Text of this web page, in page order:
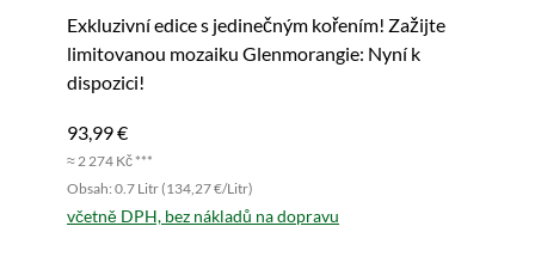
Exkluzivní edice s jedinečným kořením! Zažijte
limitovanou mozaiku Glenmorangie: Nyní k
dispozici!
93,99 €
≈ 2 274 Kč ***
Obsah: 0.7 Litr (134,27 €/Litr)
včetně DPH, bez nákladů na dopravu